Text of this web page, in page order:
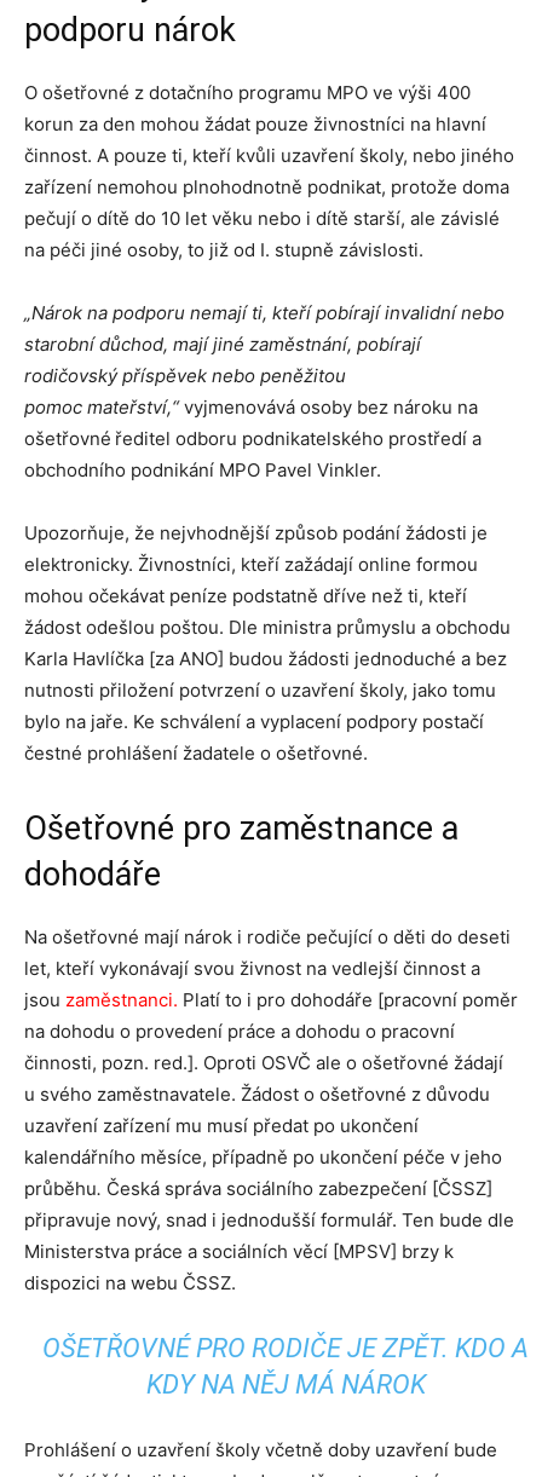
podporu nárok
O ošetřovné z dotačního programu MPO ve výši 400
korun za den mohou žádat pouze živnostníci na hlavní
činnost. A pouze ti, kteří kvůli uzavření školy, nebo jiného
zařízení nemohou plnohodnotně podnikat, protože doma
pečují o dítě do 10 let věku nebo i dítě starší, ale závislé
na péči jiné osoby, to již od I. stupně závislosti.
„Nárok na podporu nemají ti, kteří pobírají invalidní nebo
starobní důchod, mají jiné zaměstnání, pobírají
rodičovský příspěvek nebo peněžitou
pomoc mateřství,“vyjmenovává osoby bez nároku na
ošetřovné ředitel odboru podnikatelského prostředí a
obchodního podnikání MPO Pavel Vinkler.
Upozorňuje, že nejvhodnější způsob podání žádosti je
elektronicky. Živnostníci, kteří zažádají online formou
mohou očekávat peníze podstatně dříve než ti, kteří
žádost odešlou poštou. Dle ministra průmyslu a obchodu
Karla Havlíčka [za ANO] budou žádosti jednoduché a bez
nutnosti přiložení potvrzení o uzavření školy, jako tomu
bylo na jaře. Ke schválení a vyplacení podpory postačí
čestné prohlášení žadatele o ošetřovné.
Ošetřovné pro zaměstnance a
dohodáře
Na ošetřovné mají nárok i rodiče pečující o děti do deseti
let, kteří vykonávají svou živnost na vedlejší činnost a
jsou zaměstnanci. Platí to i pro dohodáře [pracovní poměr
na dohodu o provedení práce a dohodu o pracovní
činnosti, pozn. red.]. Oproti OSVČ ale o ošetřovné žádají
u svého zaměstnavatele. Žádost o ošetřovné z důvodu
uzavření zařízení mu musí předat po ukončení
kalendářního měsíce, případně po ukončení péče v jeho
průběhu. Česká správa sociálního zabezpečení [ČSSZ]
připravuje nový, snad i jednodušší formulář. Ten bude dle
Ministerstva práce a sociálních věcí [MPSV] brzy k
dispozici na webu ČSSZ.
OŠETŘOVNÉ PRO RODIČE JE ZPĚT. KDO A
KDY NA NĚJ MÁ NÁROK
Prohlášení o uzavření školy včetně doby uzavření bude